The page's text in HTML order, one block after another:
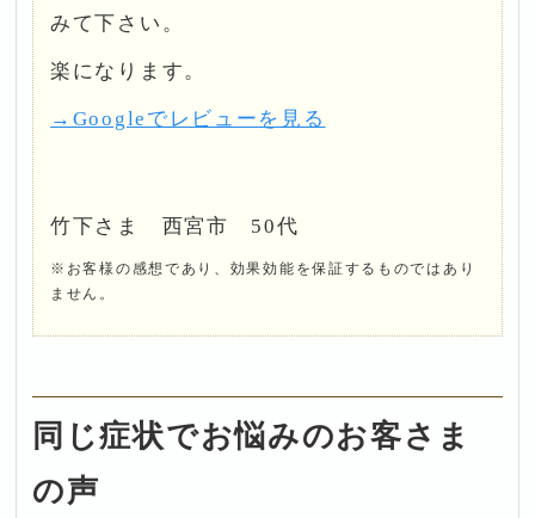
みて下さい。
楽になります。
→Googleでレビューを見る
竹下さま 西宮市 50代
※お客様の感想であり、効果効能を保証するものではあり
ません。
同じ症状でお悩みのお客さま
の声